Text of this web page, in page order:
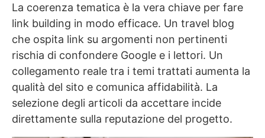
La coerenza tematica è la vera chiave per fare
link building in modo efficace. Un travel blog
che ospita link su argomenti non pertinenti
rischia di confondere Google e i lettori. Un
collegamento reale tra i temi trattati aumenta la
qualità del sito e comunica affidabilità. La
selezione degli articoli da accettare incide
direttamente sulla reputazione del progetto.